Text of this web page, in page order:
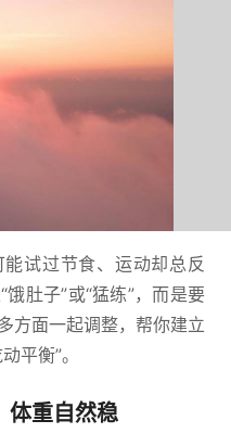
试过节食、运动却总反
肚子”或“猛练”，而是要
方面一起调整，帮你建立
平衡”。
体重自然稳